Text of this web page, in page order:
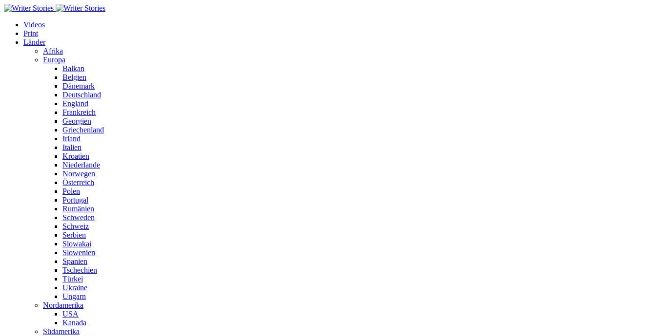
Videos
Print
Länder
Afrika
Europa
Balkan
Belgien
Dänemark
Deutschland
England
Frankreich
Georgien
Griechenland
Irland
Italien
Kroatien
Niederlande
Norwegen
Österreich
Polen
Portugal
Rumänien
Schweden
Schweiz
Serbien
Slowakai
Slowenien
Spanien
Tschechien
Türkei
Ukraine
Ungarn
Nordamerika
USA
Kanada
Südamerika